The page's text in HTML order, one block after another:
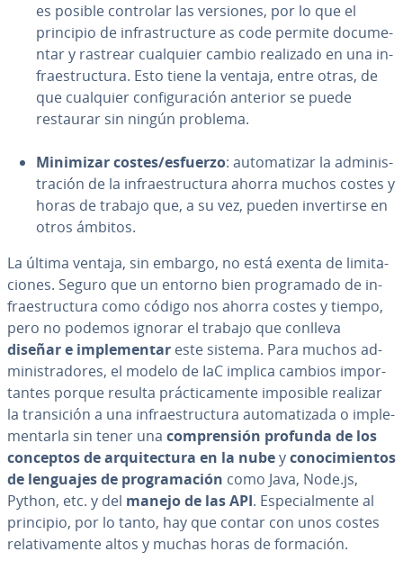
es posible controlar las versiones, por lo que el
principio de in­fra­s­tru­c­tu­re as code permite do­cu­me­
n­tar y rastrear cualquier cambio realizado en una in­
frae­s­tru­c­tu­ra. Esto tiene la ventaja, entre otras, de
que cualquier co­n­fi­gu­ra­ción anterior se puede
restaurar sin ningún problema.
Minimizar costes/esfuerzo: au­to­ma­ti­zar la ad­mi­ni­s­
tra­ción de la in­frae­s­tru­c­tu­ra ahorra muchos costes y
horas de trabajo que, a su vez, pueden in­ve­r­ti­r­se en
otros ámbitos.
La última ventaja, sin embargo, no está exenta de li­mi­ta­
cio­nes. Seguro que un entorno bien pro­gra­ma­do de in­
frae­s­tru­c­tu­ra como código nos ahorra costes y tiempo,
pero no podemos ignorar el trabajo que conlleva
diseñar e im­ple­me­n­tar este sistema. Para muchos ad­
mi­ni­s­tra­do­res, el modelo de IaC implica cambios im­po­r­
ta­n­tes porque resulta prá­c­ti­ca­me­n­te imposible realizar
la tra­n­si­ción a una in­frae­s­tru­c­tu­ra au­to­ma­ti­za­da o im­ple­
me­n­tar­la sin tener una co­m­pre­n­sión profunda de los
conceptos de ar­qui­te­c­tu­ra en la nubeyco­no­ci­mie­n­tos
de lenguajes de pro­gra­ma­ción como Java, Node.js,
Python, etc. y del manejo de las API. Es­pe­cia­l­me­n­te al
principio, por lo tanto, hay que contar con unos costes
re­la­ti­va­me­n­te altos y muchas horas de formación.